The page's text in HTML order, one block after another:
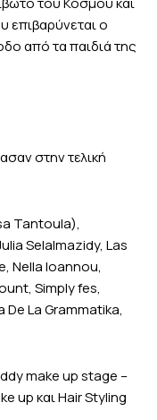
επιβαρύνεται ο
από τα παιδιά της
στην τελική
Tantoula),
Selalmazidy, Las
Nella Ioannou,
Simply fes,
La Grammatika,
make up stage –
up και Hair Styling